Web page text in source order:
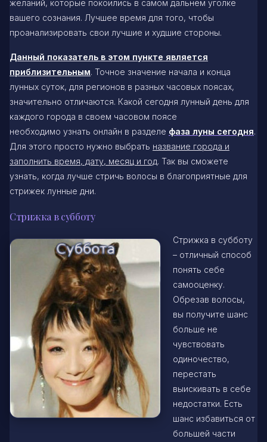
желаний, которые покоились в самом дальнем уголке
вашего сознания. Лучшее время для того, чтобы
проанализировать свои лучшие и худшие стороны.
Данный показатель в этом пункте является
приблизительным. Точное значение начала и конца
лунных суток, для регионов в разных часовых поясах,
значительно отличаются. Какой сегодня лунный день для
каждого города в своем часовом поясе
необходимо узнать онлайн в разделе фаза луны сегодня.
Для этого просто нужно выбрать название города и
заполнить время, дату, месяц и год. Так вы сможете
узнать, когда лучше стричь волосы в благоприятные для
стрижек лунные дни.
Стрижка в субботу
Стрижка в субботу
– отличный способ
понять себе
самооценку.
Обрезав волосы,
вы получите шанс
больше не
чувствовать
одиночество,
перестать
выискивать в себе
недостатки. Есть
шанс избавиться от
большей части